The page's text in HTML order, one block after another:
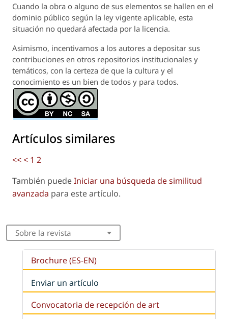
Cuando la obra o alguno de sus elementos se hallen en el
dominio público según la ley vigente aplicable, esta
situación no quedará afectada por la licencia.
Asimismo, incentivamos a los autores a depositar sus
contribuciones en otros repositorios institucionales y
temáticos, con la certeza de que la cultura y el
conocimiento es un bien de todos y para todos.
Artículos similares
<<< 1 2
También puedeIniciar una búsqueda de similitud
avanzada para este artículo.
Sobre la revista
Brochure (ES-EN)
Enviar un artículo
Convocatoria de recepción de art